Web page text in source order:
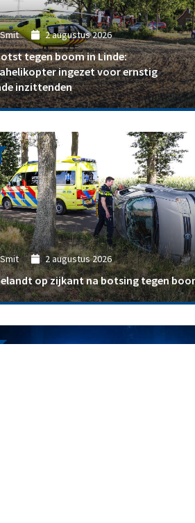
2 augustus 2026
tegen boom in Linde:
ingezet voor ernstig
inzittenden
2 augustus 2026
op zijkant na botsing tegen